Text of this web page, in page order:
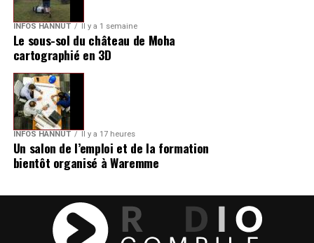
INFOS HANNUT Il y a 1 semaine
Le sous-sol du château de Moha
cartographié en 3D
INFOS HANNUT Il y a 17 heures
Un salon de l’emploi et de la formation
bientôt organisé à Waremme